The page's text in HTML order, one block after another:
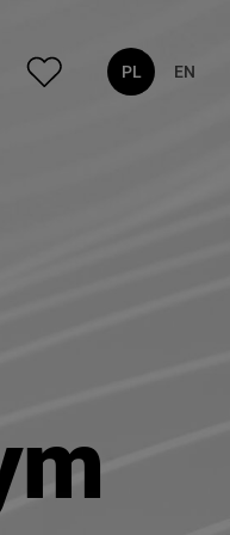
PL EN